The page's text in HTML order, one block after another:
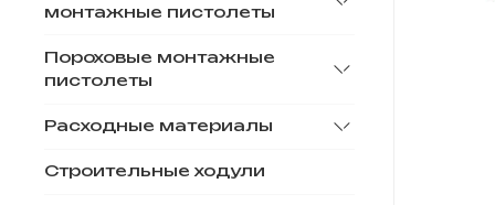
монтажные пистолеты
Пороховые монтажные
пистолеты
Расходные материалы
Строительные ходули